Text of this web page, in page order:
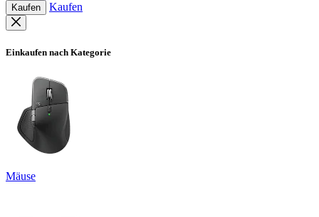
Kaufen Kaufen
Einkaufen nach Kategorie
Mäuse